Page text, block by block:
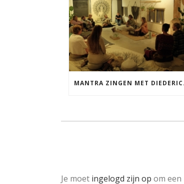
MANTRA
Je moet ingelogd zijn op om een